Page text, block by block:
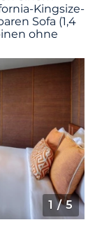
Kingsize-
Sofa (1,4
ohne
1 / 5